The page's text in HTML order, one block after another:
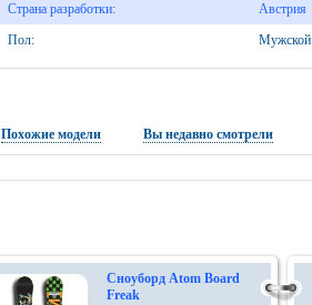
Страна разработки:
Австрия
Пол:
Мужской
Похожие модели Вы недавно смотрели
Сноуборд Atom Board
Freak